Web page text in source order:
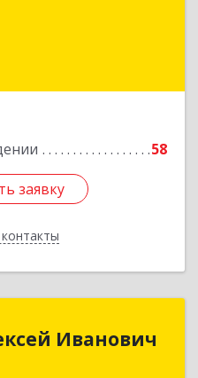
58
заявку
край, Славянский р-н,
заявку
Иванович
Иванович
край, ст.Петровская,